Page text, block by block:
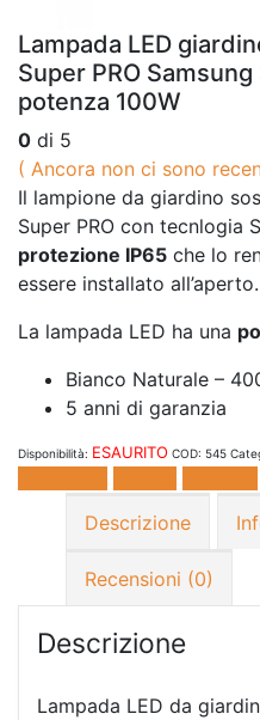
Lampada LED
Super PRO
potenza 100W
0 di 5
( Ancora non ci sono
Il lampione da giardino
Super PRO con tecnlogia
protezione IP65 che lo
essere installato all’aperto.
La lampada LED ha una
Bianco Naturale –
5 anni di garanzia
Disponibilità: ESAURITO COD: 545
Descrizione
Recensioni (0)
Descrizione
Lampada LED da